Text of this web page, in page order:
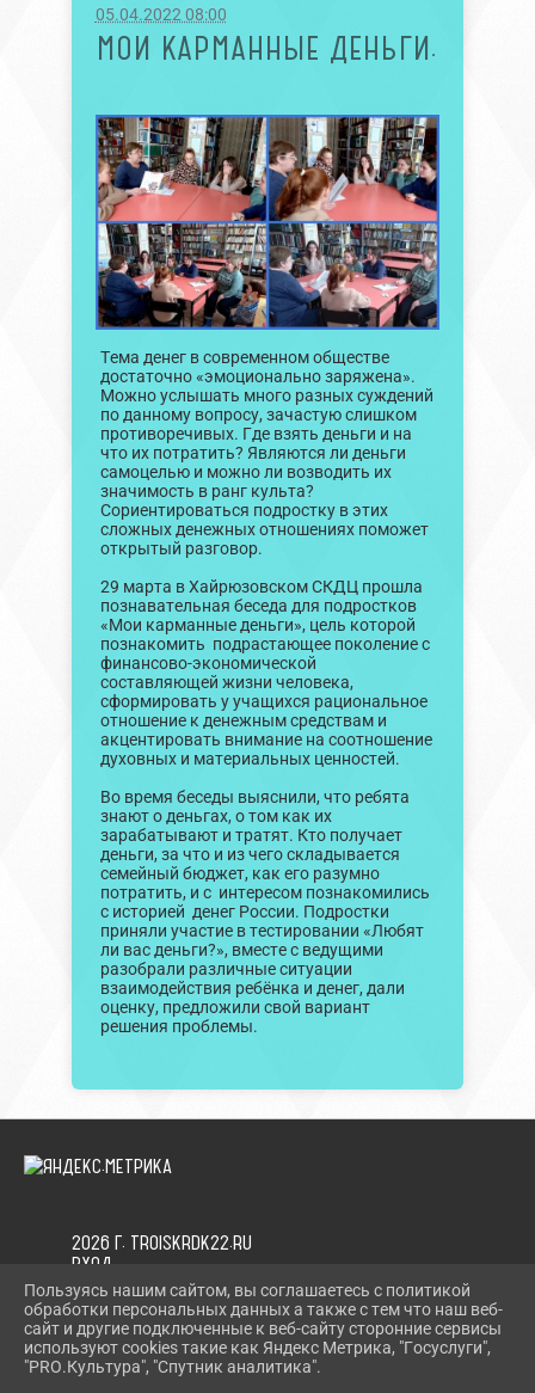
05.04.2022 08:00
МОИ КАРМАННЫЕ ДЕНЬГИ.
Тема денег в современном обществе
достаточно «эмоционально заряжена».
Можно услышать много разных суждений
по данному вопросу, зачастую слишком
противоречивых. Где взять деньги и на
что их потратить? Являются ли деньги
самоцелью и можно ли возводить их
значимость в ранг культа?
Сориентироваться подростку в этих
сложных денежных отношениях поможет
открытый разговор.
29 марта в Хайрюзовском СКДЦ прошла
познавательная беседа для подростков
«Мои карманные деньги», цель которой
познакомить подрастающее поколение с
финансово-экономической
составляющей жизни человека,
сформировать у учащихся рациональное
отношение к денежным средствам и
акцентировать внимание на соотношение
духовных и материальных ценностей.
Во время беседы выяснили, что ребята
знают о деньгах, о том как их
зарабатывают и тратят. Кто получает
деньги, за что и из чего складывается
семейный бюджет, как его разумно
потратить, и с интересом познакомились
с историей денег России. Подростки
приняли участие в тестировании «Любят
ли вас деньги?», вместе с ведущими
разобрали различные ситуации
взаимодействия ребёнка и денег, дали
оценку, предложили свой вариант
решения проблемы.
2026 Г. TROISKRDK22.RU
ВХОД
КАРТА САЙТА
ПОЛИТИКА ОБРАБОТКИ ПЕРСОНАЛЬНЫХ ДАННЫХ
СДЕЛАНО НА KUBCMS
РАЗРАБОТКА И ПОДДЕРЖКА
Пользуясь нашим сайтом, вы соглашаетесь с политикой
обработки персональных данных а также с тем что наш веб-
сайт и другие подключенные к веб-сайту сторонние сервисы
используют cookies такие как Яндекс Метрика, "Госуслуги",
"PRO.Культура", "Спутник аналитика".